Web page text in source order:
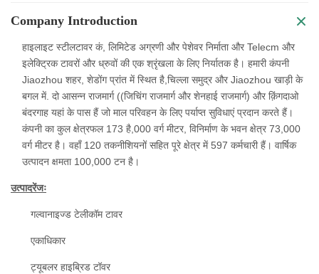
Company Introduction
हाइलाइट स्टीलटावर कं, लिमिटेड अग्रणी और पेशेवर निर्माता और Telecm और
इलेक्ट्रिक टावरों और ध्रुवों की एक श्रृंखला के लिए निर्यातक है। हमारी कंपनी
Jiaozhou शहर, शेडोंग प्रांत में स्थित है,चिल्ला समुद्र और Jiaozhou खाड़ी के
बगल में. दो आसन्न राजमार्ग ((जिचिंग राजमार्ग और शेनहाई राजमार्ग) और क़िंगदाओ
बंदरगाह यहां के पास हैं जो माल परिवहन के लिए पर्याप्त सुविधाएं प्रदान करते हैं।
कंपनी का कुल क्षेत्रफल 173 है,000 वर्ग मीटर, विनिर्माण के भवन क्षेत्र 73,000
वर्ग मीटर है। वहाँ 120 तकनीशियनों सहित पूरे क्षेत्र में 597 कर्मचारी हैं। वार्षिक
उत्पादन क्षमता 100,000 टन है।
उत्पादरेंजः
गल्वानाइज्ड टेलीकॉम टावर
एकाधिकार
ट्यूबलर हाइब्रिड टॉवर